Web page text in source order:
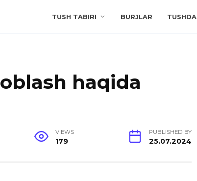
TUSH TABIRI BURJLAR TUSHDA
haqida
VIEWS
179
PUBLISHED BY
25.07.2024